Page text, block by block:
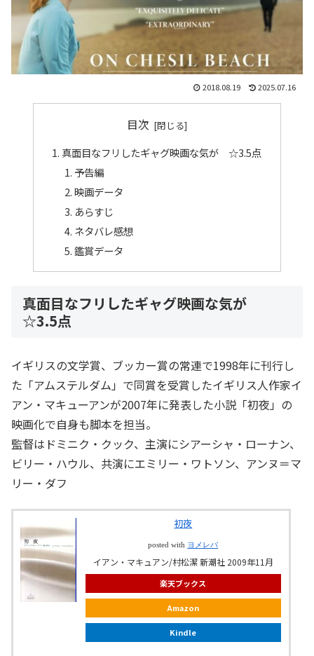
2018.08.19 2025.07.16
目次
真面目なフリしたギャグ映画な気が ☆3.5点
予告編
映画データ
あらすじ
ネタバレ感想
鑑賞データ
真面目なフリしたギャグ映画な気が
☆3.5点
イギリスの文学賞、ブッカー賞の常連で1998年に刊行し
た「アムステルダム」で同賞を受賞したイギリス人作家イ
アン・マキューアンが2007年に発表した小説「初夜」の
映画化で自身も脚本を担当。
監督はドミニク・クック、主演にシアーシャ・ローナン、
ビリー・ハウル、共演にエミリー・ワトソン、アンヌ＝マ
リー・ダフ
初夜
posted with ヨメレバ
イアン・マキュアン/村松潔 新潮社 2009年11月
楽天ブックス
Amazon
Kindle